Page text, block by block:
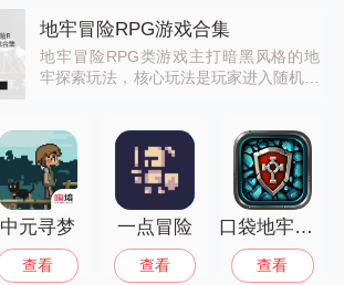
地牢冒险RPG游戏合集
地牢冒险RPG类游戏主打暗黑风格的地
牢探索玩法，核心玩法是玩家进入随机生
力BOSS。游戏随机性强，每一次进入地
牢都是全新的体验，可玩性非常高。快去
寻找属于你的那一款吧！
中元寻梦
查看
一点冒险
查看
口袋地牢传说
查看